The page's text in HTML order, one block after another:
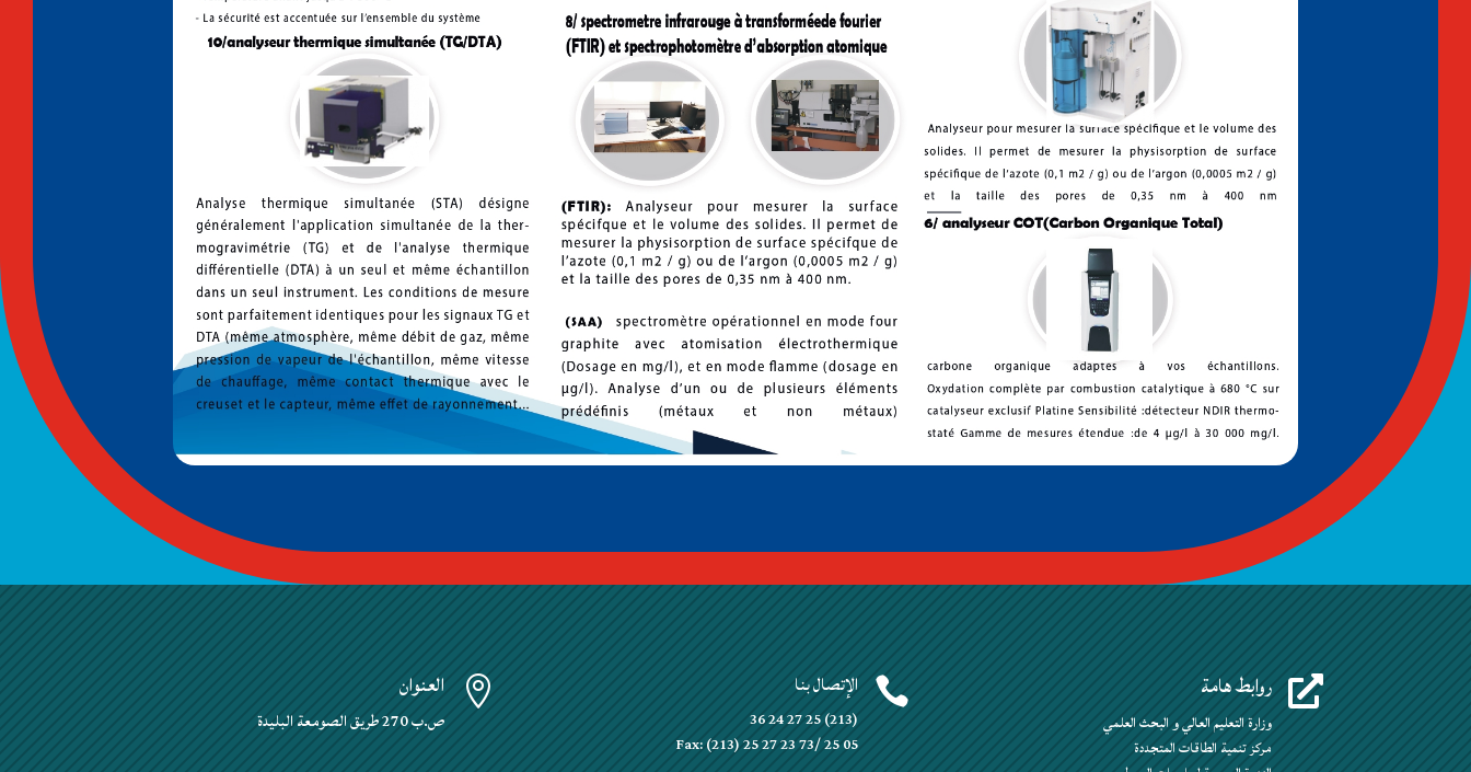
 العنوان
ص.ب 270 طريق الصومعة البليدة
 الإتصال بنا
(213) 25 27 24 36
Fax: (213) 25 27 23 73/ 25 05
 روابط هامة
وزارة التعليم العالي و البحث العلمي
مركز تنمية الطاقات المتجددة